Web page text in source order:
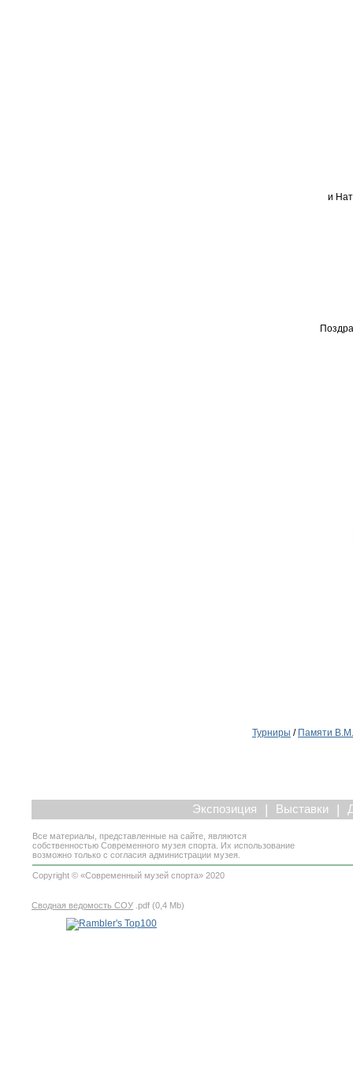
и
Турниры / Памяти
Экспозиция | Выставки |
Все материалы, представленные на сайте, являются
собственностью Современного музея спорта. Их использование
возможно только с согласия администрации музея.
Copyright © «Современный музей спорта» 2020
Сводная ведомость СОУ .pdf (0,4 Mb)